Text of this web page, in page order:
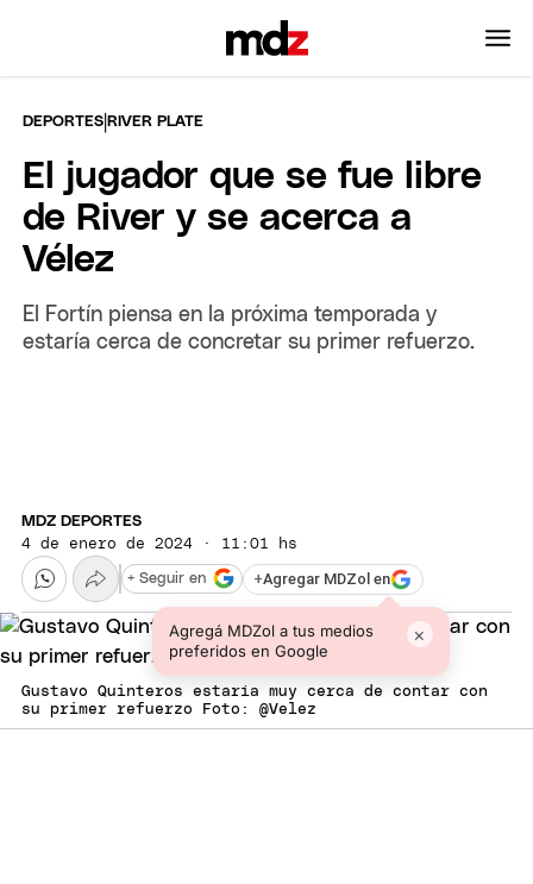
DEPORTES |RIVER PLATE
El jugador que se fue libre
de River y se acerca a
Vélez
El Fortín piensa en la próxima temporada y
estaría cerca de concretar su primer refuerzo.
MDZ DEPORTES
4 de enero de 2024 · 11:01 hs
+Agregar MDZol en
Agregá MDZol a tus medios
preferidos en Google
×
+ Seguir en
Gustavo Quinteros estaría muy cerca de contar con
su primer refuerzo Foto: @Velez